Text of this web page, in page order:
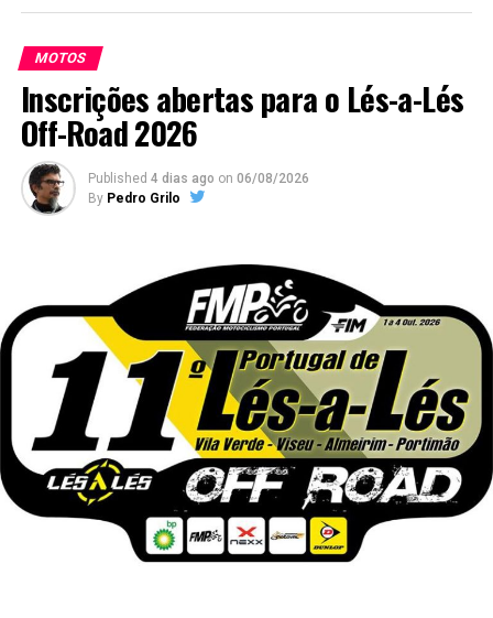
MOTOS
Inscrições abertas para o Lés-a-Lés
Off-Road 2026
Published 4 dias ago on 06/08/2026
By Pedro Grilo